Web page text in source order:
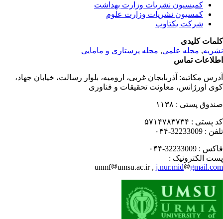
کمیسیون نشریات وزارت بهداشت
کمسیون نشریات وزارت علوم
شرکت یکتاوب
کلیدی
,مجله علمی, مجله پرستاری و مامایی
تماس
مکاتبه:آذربایجان غربی، ارومیه، بلوار رسالت، خیابان جهاد،
اورژانس، معاونت تحقیقات و فناوری
پستی : ۱۱۳۸
پستی : ۵۷۱۴۷۸۳۷۳۴
: 32233009-۰۴۴
: 32233009-۰۴۴
الکترونیک :
unmf
umsu.ac.ir ,j.nur.mid